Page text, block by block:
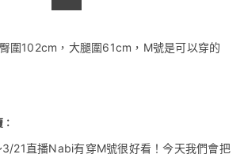
圍102cm，大腿圍61cm，M號是可以穿的
21直播Nabi有穿M號很好看！今天我們會把